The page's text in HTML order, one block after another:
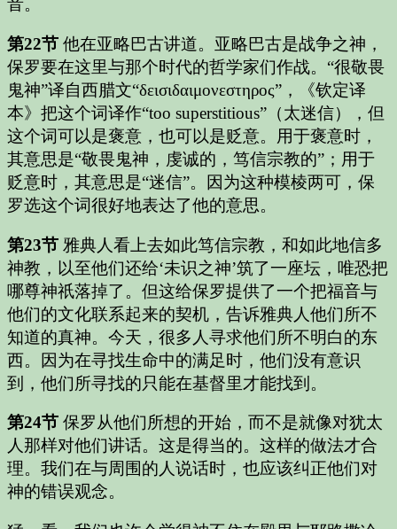
音。
第22节 他在亚略巴古讲道。亚略巴古是战争之神，
保罗要在这里与那个时代的哲学家们作战。“很敬畏
鬼神”译自西腊文“δεισιδαιμονεστηρος”，《钦定译
本》把这个词译作“too superstitious”（太迷信），但
这个词可以是褒意，也可以是贬意。用于褒意时，
其意思是“敬畏鬼神，虔诚的，笃信宗教的”；用于
贬意时，其意思是“迷信”。因为这种模棱两可，保
罗选这个词很好地表达了他的意思。
第23节 雅典人看上去如此笃信宗教，和如此地信多
神教，以至他们还给‘未识之神’筑了一座坛，唯恐把
哪尊神祇落掉了。但这给保罗提供了一个把福音与
他们的文化联系起来的契机，告诉雅典人他们所不
知道的真神。今天，很多人寻求他们所不明白的东
西。因为在寻找生命中的满足时，他们没有意识
到，他们所寻找的只能在基督里才能找到。
第24节 保罗从他们所想的开始，而不是就像对犹太
人那样对他们讲话。这是得当的。这样的做法才合
理。我们在与周围的人说话时，也应该纠正他们对
神的错误观念。